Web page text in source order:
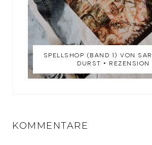
SPELLSHOP (BAND 1) VON
DURST • REZENSION
KOMMENTARE